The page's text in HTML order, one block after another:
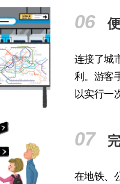
06
连接了城
利。游客
以实行一
07
在地铁、